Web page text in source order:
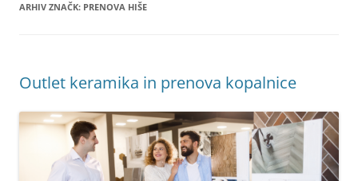
ARHIV ZNAČK: PRENOVA HIŠE
Outlet keramika in prenova kopalnice